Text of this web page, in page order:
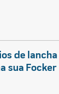
de
sua Focker